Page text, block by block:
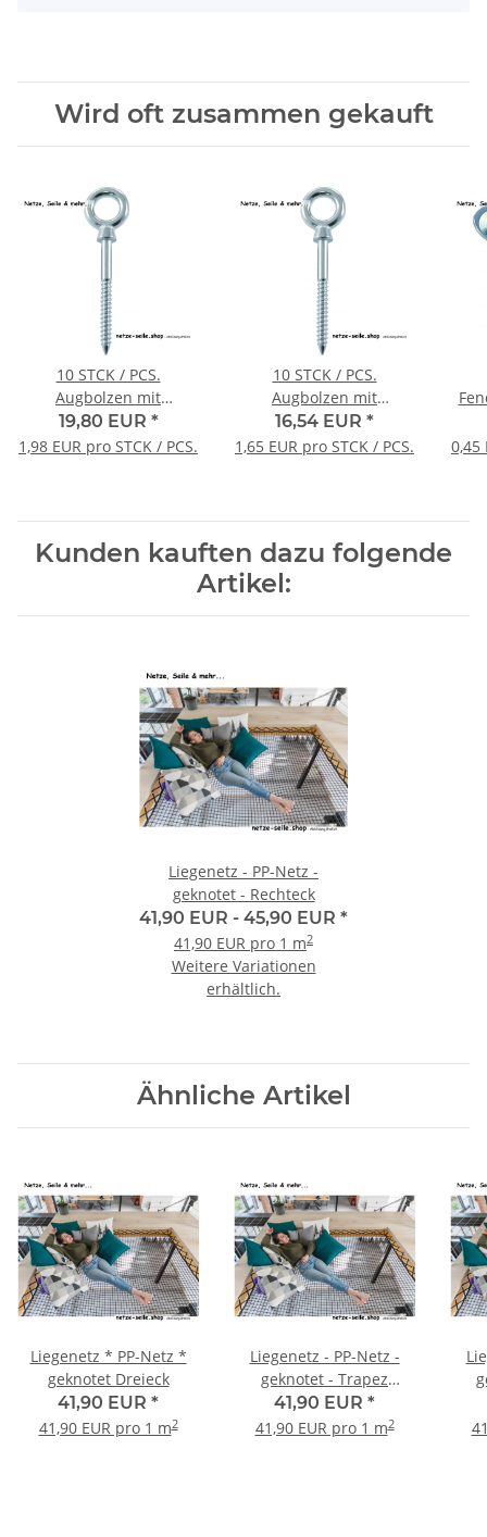
Wird oft zusammen gekauft
10 STCK / PCS.
Augbolzen mit
Holzgewinde A4
6x60mm
19,80 EUR *
1,98 EUR pro STCK / PCS.
10 STCK / PCS.
Augbolzen mit
Holzgewinde A4
6x80mm
16,54 EUR *
1,65 EUR pro STCK / PCS.
0,45
Kunden kauften dazu folgende
Artikel:
Liegenetz - PP-Netz -
geknotet - Rechteck
41,90 EUR - 45,90 EUR *
41,90 EUR pro 1 m2
Weitere Variationen
erhältlich.
Ähnliche Artikel
Liegenetz * PP-Netz *
geknotet Dreieck
41,90 EUR *
41,90 EUR pro 1 m2
Liegenetz - PP-Netz -
geknotet - Trapez
(gleichschenklig)
41,90 EUR *
41,90 EUR pro 1 m2